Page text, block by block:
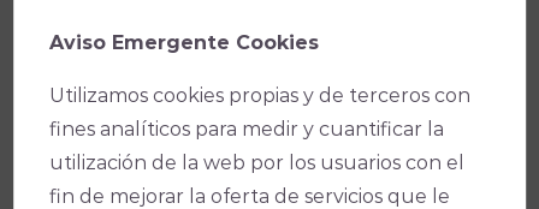
Dirección: Lluís Homar
Condiciones de Venta y Acceso
Aviso Emergente Cookies
Utilizamos cookies propias y de terceros con
fines analíticos para medir y cuantificar la
utilización de la web por los usuarios con el
fin de mejorar la oferta de servicios que le